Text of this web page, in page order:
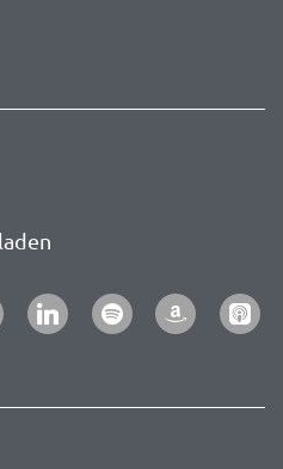
linkedinspotifyamazonapple-